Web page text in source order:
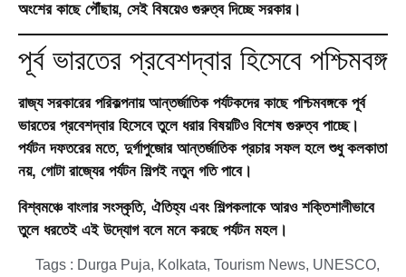
অংশের কাছে পৌঁছায়, সেই বিষয়েও গুরুত্ব দিচ্ছে সরকার।
পূর্ব ভারতের প্রবেশদ্বার হিসেবে পশ্চিমবঙ্গ
রাজ্য সরকারের পরিকল্পনায় আন্তর্জাতিক পর্যটকদের কাছে পশ্চিমবঙ্গকে পূর্ব
ভারতের প্রবেশদ্বার হিসেবে তুলে ধরার বিষয়টিও বিশেষ গুরুত্ব পাচ্ছে।
পর্যটন দফতরের মতে, দুর্গাপুজোর আন্তর্জাতিক প্রচার সফল হলে শুধু কলকাতা
নয়, গোটা রাজ্যের পর্যটন শিল্পই নতুন গতি পাবে।
বিশ্বমঞ্চে বাংলার সংস্কৃতি, ঐতিহ্য এবং শিল্পকলাকে আরও শক্তিশালীভাবে
তুলে ধরতেই এই উদ্যোগ বলে মনে করছে পর্যটন মহল।
Tags : Durga Puja, Kolkata, Tourism News, UNESCO,